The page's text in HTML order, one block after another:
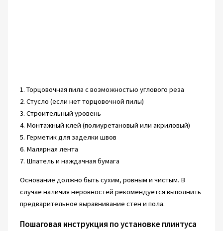
1. Торцовочная пила с возможностью углового реза
2. Стусло (если нет торцовочной пилы)
3. Строительный уровень
4. Монтажный клей (полиуретановый или акриловый)
5. Герметик для заделки швов
6. Малярная лента
7. Шпатель и наждачная бумага
Основание должно быть сухим, ровным и чистым. В
случае наличия неровностей рекомендуется выполнить
предварительное выравнивание стен и пола.
Пошаговая инструкция по установке плинтуса